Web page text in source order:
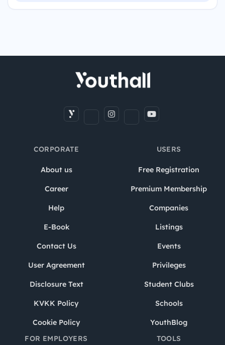
CORPORATE
About us
Career
Help
E-Book
Contact Us
User Agreement
Disclosure Text
KVKK Policy
Cookie Policy
USERS
Free Registration
Premium Membership
Companies
Listings
Events
Privileges
Student Clubs
Schools
YouthBlog
FOR EMPLOYERS
TOOLS